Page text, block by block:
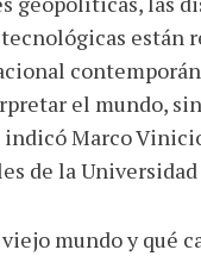
están
el mundo,
Marco
de la
mundo y qué